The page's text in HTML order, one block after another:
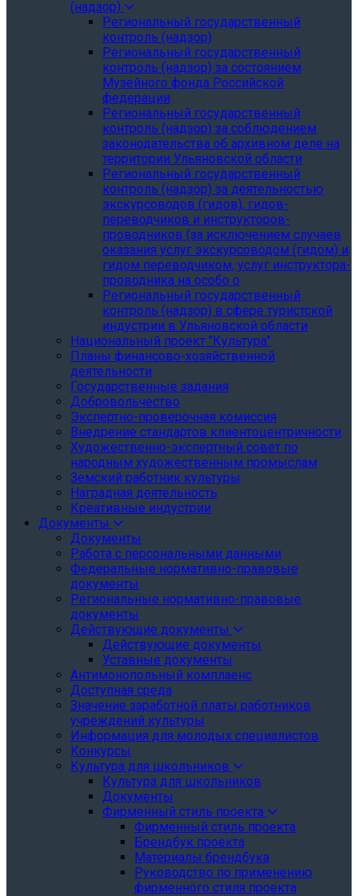
(надзор)
Региональный государственный
контроль (надзор)
Региональный государственный
контроль (надзор) за состоянием
Музейного фонда Российской
федерации
Региональный государственный
контроль (надзор) за соблюдением
законодательства об архивном деле на
территории Ульяновской области
Региональный государственный
контроль (надзор) за деятельностью
экскурсоводов (гидов), гидов-
переводчиков и инструкторов-
проводников (за исключением случаев
оказания услуг экскурсоводом (гидом) и
гидом переводчиком, услуг инструктора-
проводника на особо о
Региональный государственный
контроль (надзор) в сфере туристской
индустрии в Ульяновской области
Национальный проект "Культура"
Планы финансово-хозяйственной
деятельности
Государственные задания
Добровольчество
Экспертно-проверочная комиссия
Внедрение стандартов клиентоцентричности
Художественно-экспертный совет по
народным художественным промыслам
Земский работник культуры
Наградная деятельность
Креативные индустрии
Документы
Документы
Работа с персональными данными
Федеральные нормативно-правовые
документы
Региональные нормативно-правовые
документы
Действующие документы
Действующие документы
Уставные документы
Антимонопольный комплаенс
Доступная среда
Значение заработной платы работников
учреждений культуры
Информация для молодых специалистов
Конкурсы
Культура для школьников
Культура для школьников
Документы
Фирменный стиль проекта
Фирменный стиль проекта
Брендбук проекта
Материалы брендбука
Руководство по применению
фирменного стиля проекта